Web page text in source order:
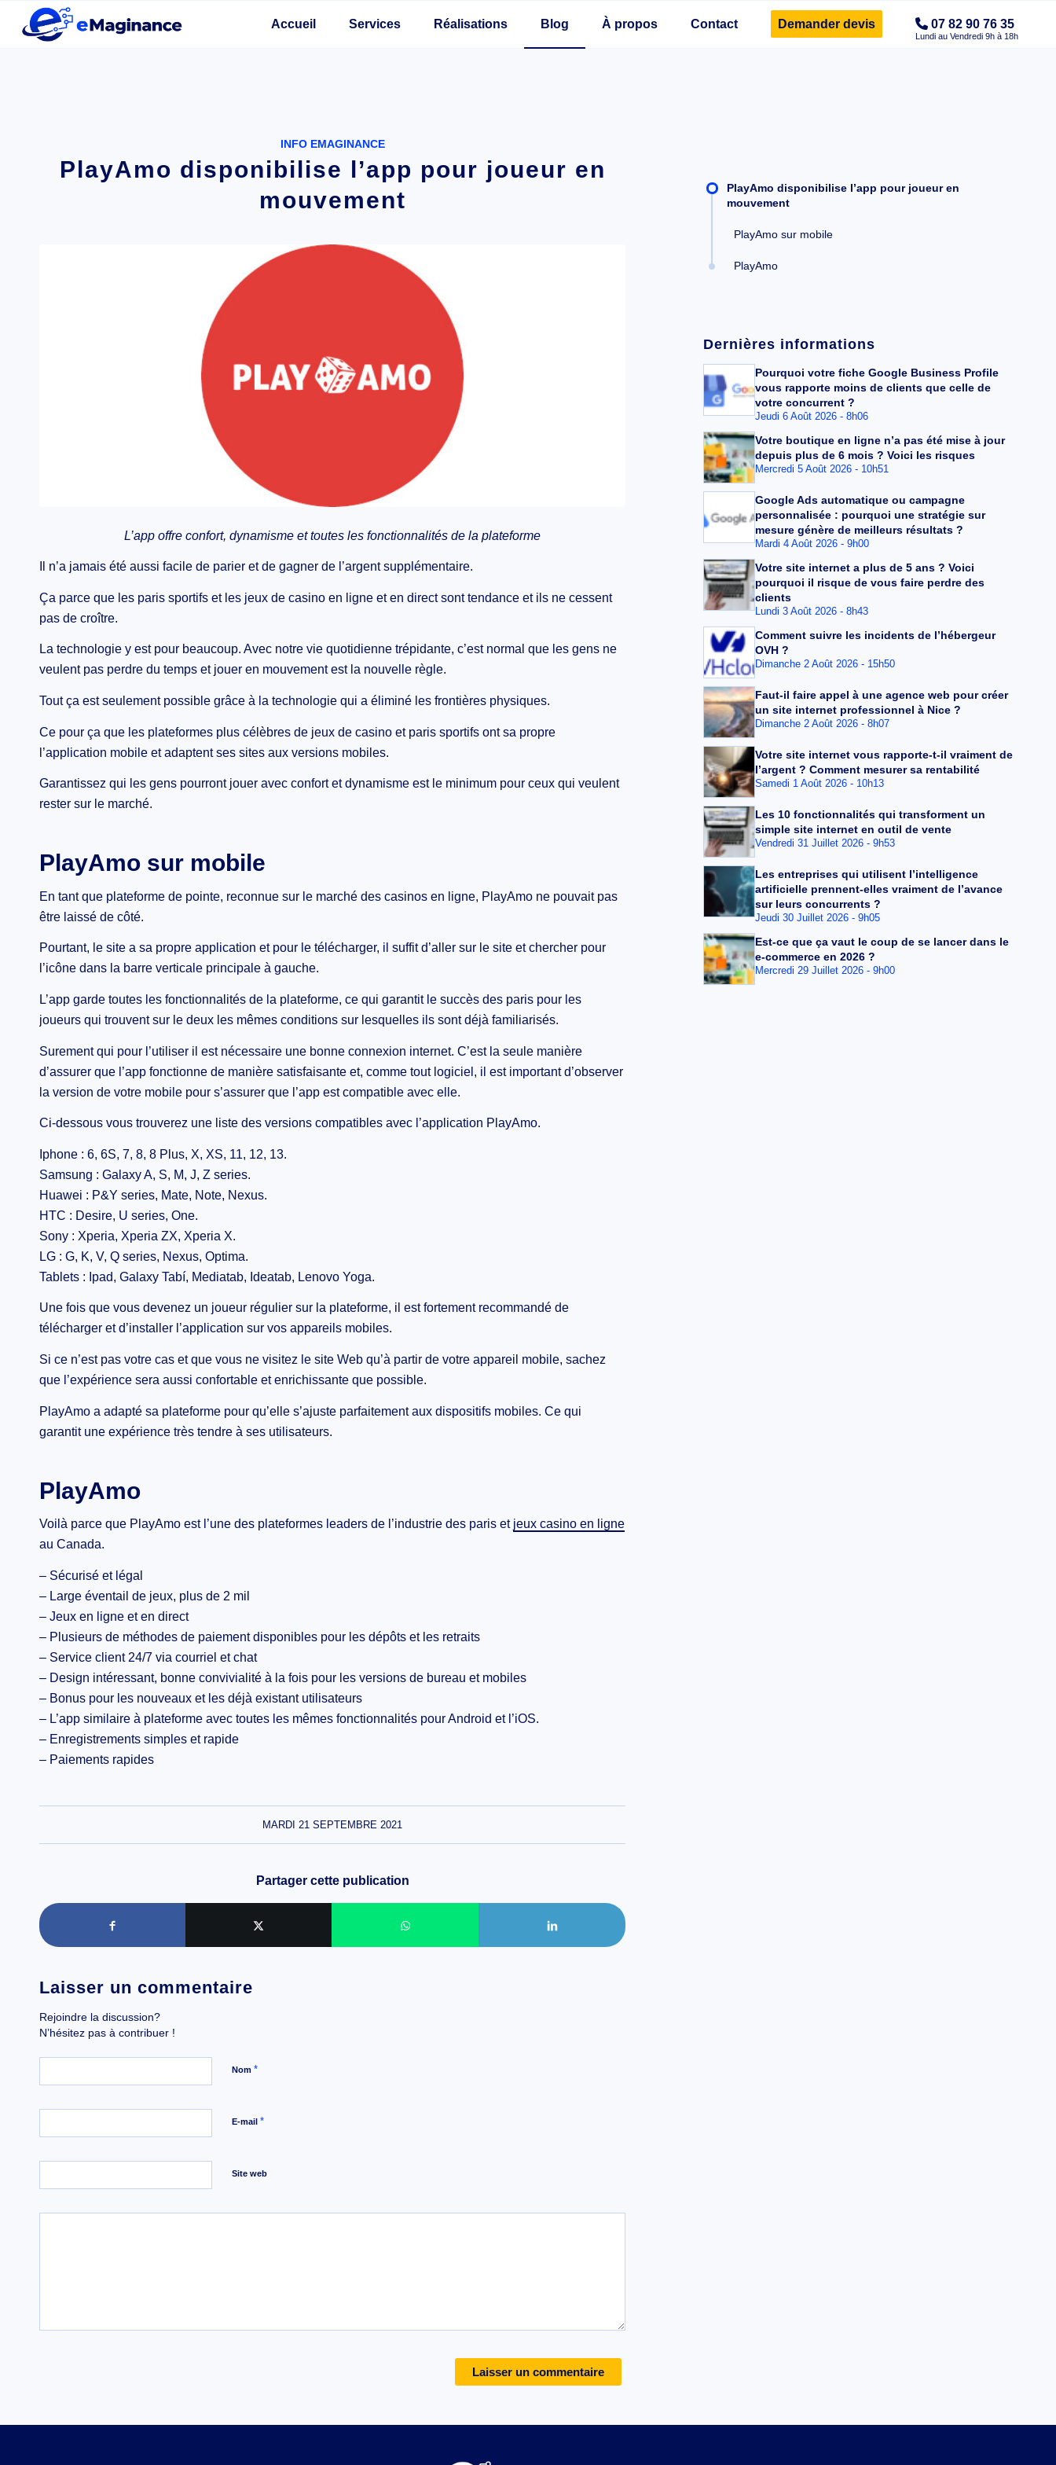
Accueil Services Réalisations Blog À propos Contact Demander devis 07 82 90 76 35
INFO EMAGINANCE
PlayAmo disponibilise l’app pour joueur en
mouvement
L’app offre confort, dynamisme et toutes les fonctionnalités de la plateforme
Il n’a jamais été aussi facile de parier et de gagner de l’argent supplémentaire.
Ça parce que les paris sportifs et les jeux de casino en ligne et en direct sont tendance et ils ne cessent
pas de croître.
La technologie y est pour beaucoup. Avec notre vie quotidienne trépidante, c’est normal que les gens ne
veulent pas perdre du temps et jouer en mouvement est la nouvelle règle.
Tout ça est seulement possible grâce à la technologie qui a éliminé les frontières physiques.
Ce pour ça que les plateformes plus célèbres de jeux de casino et paris sportifs ont sa propre
l’application mobile et adaptent ses sites aux versions mobiles.
Garantissez qui les gens pourront jouer avec confort et dynamisme est le minimum pour ceux qui veulent
rester sur le marché.
PlayAmo sur mobile
En tant que plateforme de pointe, reconnue sur le marché des casinos en ligne, PlayAmo ne pouvait pas
être laissé de côté.
Pourtant, le site a sa propre application et pour le télécharger, il suffit d’aller sur le site et chercher pour
l’icône dans la barre verticale principale à gauche.
L’app garde toutes les fonctionnalités de la plateforme, ce qui garantit le succès des paris pour les
joueurs qui trouvent sur le deux les mêmes conditions sur lesquelles ils sont déjà familiarisés.
Surement qui pour l’utiliser il est nécessaire une bonne connexion internet. C’est la seule manière
d’assurer que l’app fonctionne de manière satisfaisante et, comme tout logiciel, il est important d’observer
la version de votre mobile pour s’assurer que l’app est compatible avec elle.
Ci-dessous vous trouverez une liste des versions compatibles avec l’application PlayAmo.
Iphone : 6, 6S, 7, 8, 8 Plus, X, XS, 11, 12, 13.
Samsung : Galaxy A, S, M, J, Z series.
Huawei : P&Y series, Mate, Note, Nexus.
HTC : Desire, U series, One.
Sony : Xperia, Xperia ZX, Xperia X.
LG : G, K, V, Q series, Nexus, Optima.
Tablets : Ipad, Galaxy Tabí, Mediatab, Ideatab, Lenovo Yoga.
Une fois que vous devenez un joueur régulier sur la plateforme, il est fortement recommandé de
télécharger et d’installer l’application sur vos appareils mobiles.
Si ce n’est pas votre cas et que vous ne visitez le site Web qu’à partir de votre appareil mobile, sachez
que l’expérience sera aussi confortable et enrichissante que possible.
PlayAmo a adapté sa plateforme pour qu’elle s’ajuste parfaitement aux dispositifs mobiles. Ce qui
garantit une expérience très tendre à ses utilisateurs.
PlayAmo
Voilà parce que PlayAmo est l’une des plateformes leaders de l’industrie des paris et jeux casino en ligne
au Canada.
– Sécurisé et légal
– Large éventail de jeux, plus de 2 mil
– Jeux en ligne et en direct
– Plusieurs de méthodes de paiement disponibles pour les dépôts et les retraits
– Service client 24/7 via courriel et chat
– Design intéressant, bonne convivialité à la fois pour les versions de bureau et mobiles
– Bonus pour les nouveaux et les déjà existant utilisateurs
– L’app similaire à plateforme avec toutes les mêmes fonctionnalités pour Android et l’iOS.
– Enregistrements simples et rapide
– Paiements rapides
MARDI 21 SEPTEMBRE 2021
Partager cette publication
Laisser un commentaire
Rejoindre la discussion?
N’hésitez pas à contribuer !
Nom *
E-mail *
Site web
PlayAmo disponibilise l’app pour joueur en
mouvement
PlayAmo sur mobile
PlayAmo
Dernières informations
Pourquoi votre fiche Google Business Profile
vous rapporte moins de clients que celle de
votre concurrent ?
Jeudi 6 Août 2026 - 8h06
Votre boutique en ligne n’a pas été mise à jour
depuis plus de 6 mois ? Voici les risques
Mercredi 5 Août 2026 - 10h51
Google Ads automatique ou campagne
personnalisée : pourquoi une stratégie sur
mesure génère de meilleurs résultats ?
Mardi 4 Août 2026 - 9h00
Votre site internet a plus de 5 ans ? Voici
pourquoi il risque de vous faire perdre des
clients
Lundi 3 Août 2026 - 8h43
Comment suivre les incidents de l’hébergeur
OVH ?
Dimanche 2 Août 2026 - 15h50
Faut-il faire appel à une agence web pour créer
un site internet professionnel à Nice ?
Dimanche 2 Août 2026 - 8h07
Votre site internet vous rapporte-t-il vraiment de
l’argent ? Comment mesurer sa rentabilité
Samedi 1 Août 2026 - 10h13
Les 10 fonctionnalités qui transforment un
simple site internet en outil de vente
Vendredi 31 Juillet 2026 - 9h53
Les entreprises qui utilisent l’intelligence
artificielle prennent-elles vraiment de l’avance
sur leurs concurrents ?
Jeudi 30 Juillet 2026 - 9h05
Est-ce que ça vaut le coup de se lancer dans le
e-commerce en 2026 ?
Mercredi 29 Juillet 2026 - 9h00